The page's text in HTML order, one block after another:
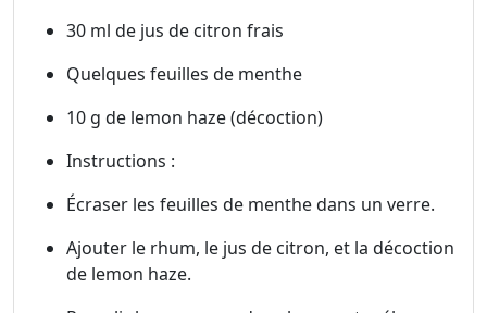
30 ml de jus de citron frais
Quelques feuilles de menthe
10 g de lemon haze (décoction)
Instructions :
Écraser les feuilles de menthe dans un verre.
Ajouter le rhum, le jus de citron, et la décoction
de lemon haze.